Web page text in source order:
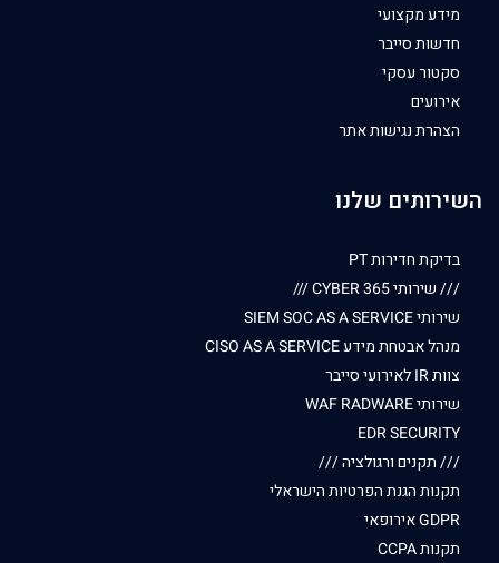
מידע מקצועי
חדשות סייבר
סקטור עסקי
אירועים
הצהרת נגישות אתר
השירותים שלנו
בדיקת חדירות PT
/// שירותי CYBER 365 ///
שירותי SIEM SOC AS A SERVICE
מנהל אבטחת מידע CISO AS A SERVICE
צוות IR לאירועי סייבר
שירותי WAF RADWARE
EDR SECURITY
/// תקנים ורגולציה ///
תקנות הגנת הפרטיות הישראלי
GDPR אירופאי
תקנות CCPA